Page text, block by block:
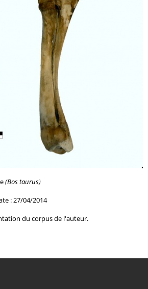
(Bos taurus)
: 27/04/2014
du corpus de l'auteur.